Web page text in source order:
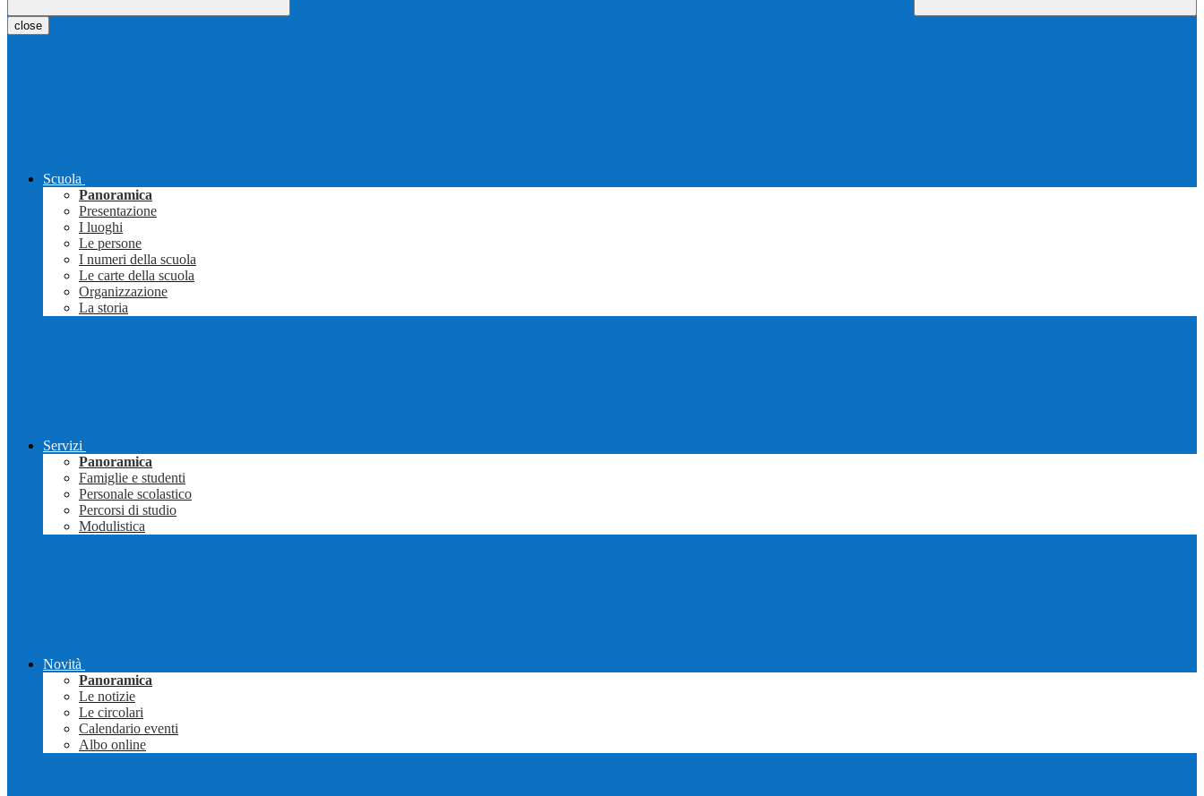
close
Scuola
Panoramica
Presentazione
I luoghi
Le persone
I numeri della scuola
Le carte della scuola
Organizzazione
La storia
Servizi
Panoramica
Famiglie e studenti
Personale scolastico
Percorsi di studio
Modulistica
Novità
Panoramica
Le notizie
Le circolari
Calendario eventi
Albo online